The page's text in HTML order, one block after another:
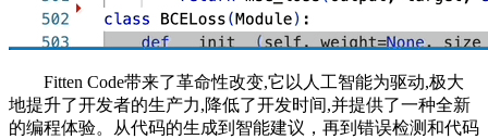
Fitten Code带来了革命性改变,它以人工智能为驱动,极大
地提升了开发者的生产力,降低了开发时间,并提供了一种全新
的编程体验。从代码的生成到智能建议，再到错误检测和代码